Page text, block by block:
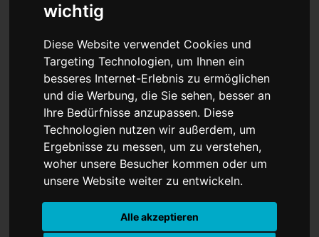
wichtig
Diese Website verwendet Cookies und
Targeting Technologien, um Ihnen ein
besseres Internet-Erlebnis zu ermöglichen
und die Werbung, die Sie sehen, besser an
Ihre Bedürfnisse anzupassen. Diese
Technologien nutzen wir außerdem, um
Ergebnisse zu messen, um zu verstehen,
woher unsere Besucher kommen oder um
unsere Website weiter zu entwickeln.
Alle akzeptieren
„Feuerland“ in Italien:
Papst Leo XIV. klagt
Mafia-Giftmüll und
Staatsversagen an